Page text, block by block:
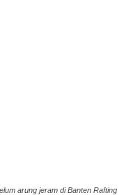
arung jeram di Banten Rafting